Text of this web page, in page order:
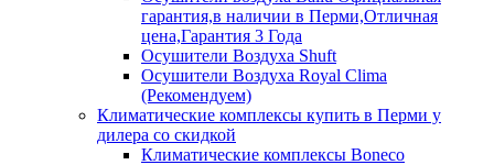
гарантия,в наличии в Перми,Отличная
цена,Гарантия 3 Года
Осушители Воздуха Shuft
Осушители Воздуха Royal Clima
(Рекомендуем)
Климатические комплексы купить в Перми у
дилера со скидкой
Климатические комплексы Boneсo